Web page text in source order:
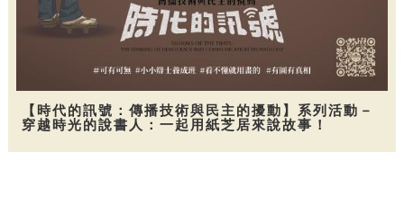
【時代的訊號：傳播技術與民主的擾動】系列活動－
穿越時光的說書人：一起用紙芝居來說故事！